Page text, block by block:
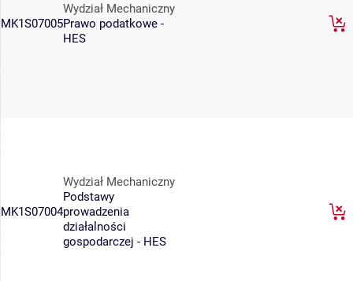
MK1S07005
Wydział Mechaniczny
Prawo podatkowe -
HES
MK1S07004
Wydział Mechaniczny
Podstawy
prowadzenia
działalności
gospodarczej - HES